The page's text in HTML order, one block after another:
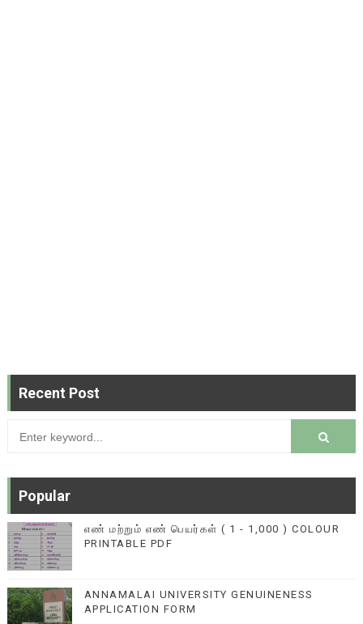
Recent Post
Popular
எண் மற்றும் எண் பெயர்கள் ( 1 - 1,000 ) COLOUR
PRINTABLE PDF
ANNAMALAI UNIVERSITY GENUINENESS
APPLICATION FORM